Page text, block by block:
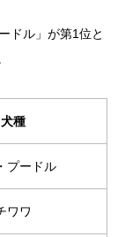
ドル」が第1位と
犬種
プードル
ワワ